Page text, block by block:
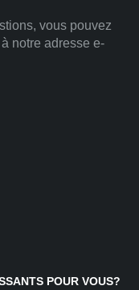
vous pouvez
notre adresse e-
POUR VOUS?